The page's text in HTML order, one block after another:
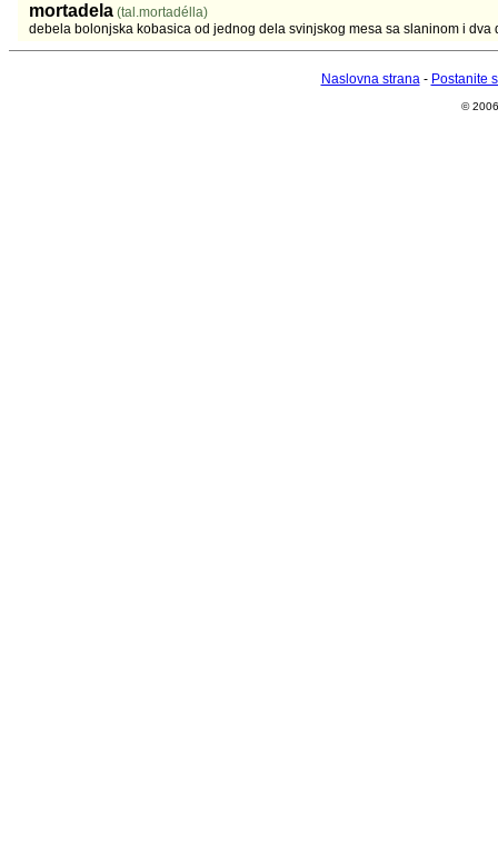
mortadela (tal.mortadélla)
debela bolonjska kobasica od jednog dela svinjskog mesa sa slaninom i dva
Naslovna strana- Postanite
©